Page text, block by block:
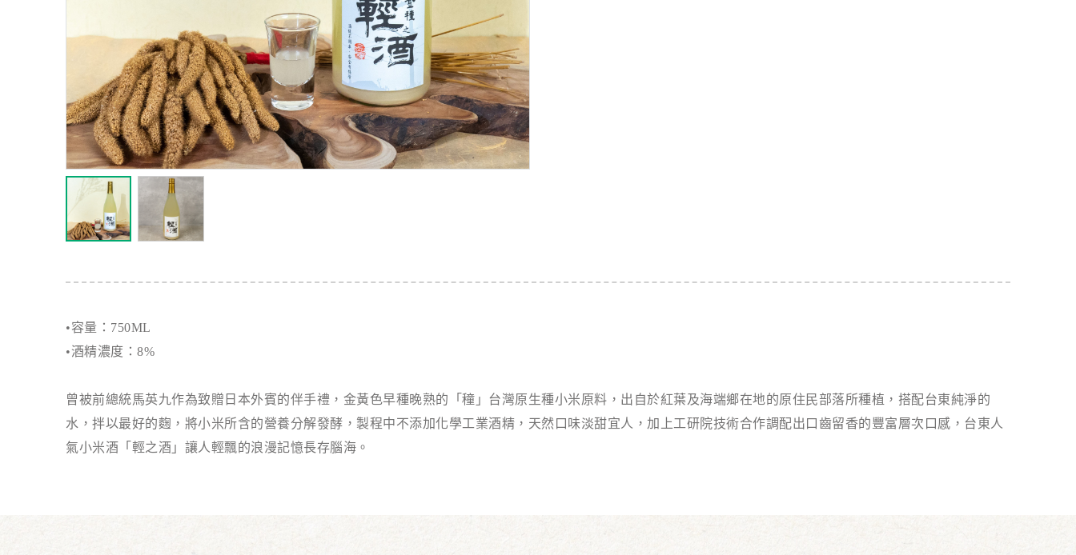
•容量：750ML
•酒精濃度：8%
曾被前總統馬英九作為致贈日本外賓的伴手禮，金黃色早種晚熟的「穜」台灣原生種小米原料，出自於紅葉及海端鄉在地的原住民部落所種植，搭配台東純淨的
水，拌以最好的麴，將小米所含的營養分解發酵，製程中不添加化學工業酒精，天然口味淡甜宜人，加上工研院技術合作調配出口齒留香的豐富層次口感，台東人
氣小米酒「輕之酒」讓人輕飄的浪漫記憶長存腦海。